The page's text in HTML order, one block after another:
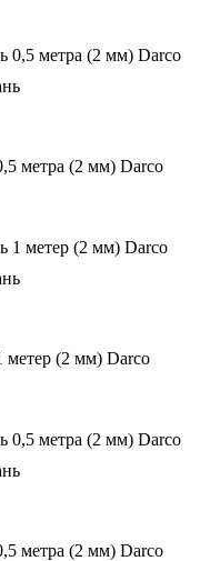
метра (2 мм) Darco
метер (2 мм) Darco
метра (2 мм) Darco